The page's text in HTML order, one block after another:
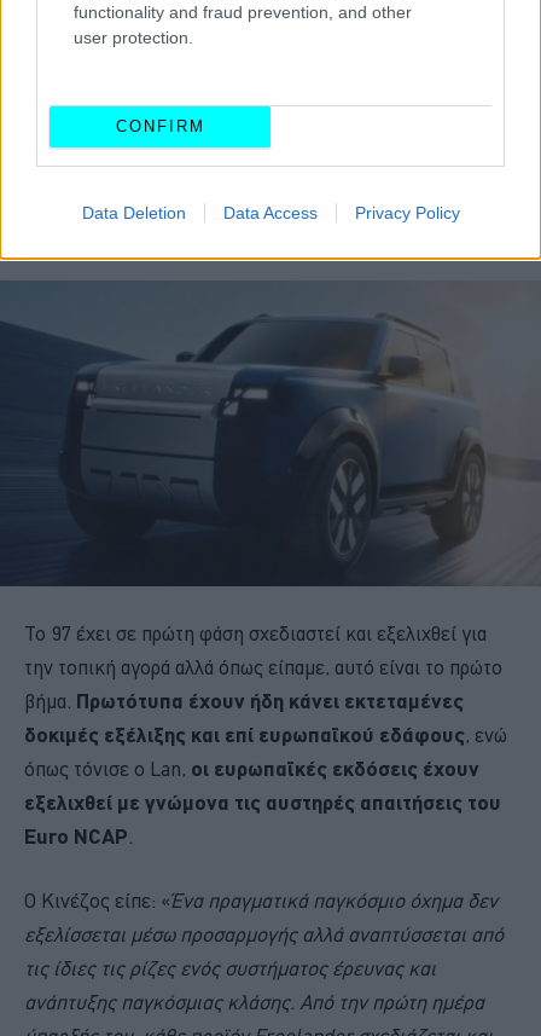
functionality and fraud prevention, and other
user protection.
CONFIRM
Data Deletion Data Access Privacy Policy
Το 97 έχει σε πρώτη φάση σχεδιαστεί και εξελιχθεί για
την τοπική αγορά αλλά όπως είπαμε, αυτό είναι το πρώτο
βήμα. Πρωτότυπα έχουν ήδη κάνει εκτεταμένες
δοκιμές εξέλιξης και επί ευρωπαϊκού εδάφους, ενώ
όπως τόνισε ο Lan, οι ευρωπαϊκές εκδόσεις έχουν
εξελιχθεί με γνώμονα τις αυστηρές απαιτήσεις του
Euro NCAP
Ο Κινέζος είπε: «Ένα πραγματικά παγκόσμιο όχημα δεν
εξελίσσεται μέσω προσαρμογής αλλά αναπτύσσεται από
τις ίδιες τις ρίζες ενός συστήματος έρευνας και
ανάπτυξης παγκόσμιας κλάσης. Από την πρώτη ημέρα